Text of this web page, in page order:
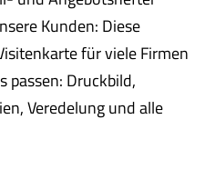
Kunden: Diese
für viele Firmen
passen: Druckbild,
Veredelung und alle